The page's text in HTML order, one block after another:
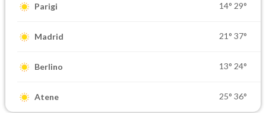
Parigi 14° 29°
Madrid 21° 37°
Berlino 13° 24°
Atene 25° 36°